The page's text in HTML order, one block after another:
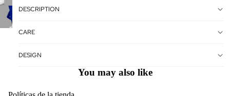
DESCRIPTION
CARE
DESIGN
You may also like